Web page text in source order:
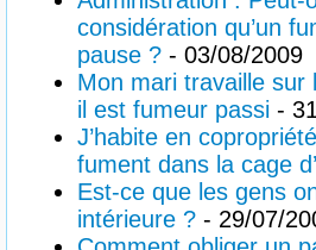
considération qu’un
pause ? - 03/08/2009
Mon mari travaille
il est fumeur passi -
J’habite en
fument dans la cage
Est-ce que les gens
intérieure ? - 29/07/